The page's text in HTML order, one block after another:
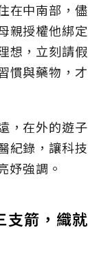
在中南部，儘
親授權他綁定
想，立刻請假
慣與藥物，才
，在外的遊子
紀錄，讓科技
妤強調。
支箭，織就